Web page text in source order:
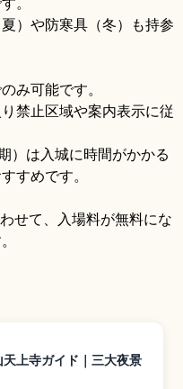
）や防寒具（冬）も持参
み可能です。
禁止区域や案内表示に従
）は入城に時間がかかる
すめです。
せて、入場料が無料にな
上寺ガイド｜三大夜景